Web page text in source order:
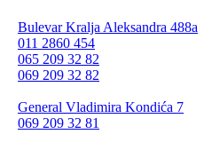
Bulevar Kralja Aleksandra 488a
011 2860 454
065 209 32 82
069 209 32 82
General Vladimira Kondića 7
069 209 32 81